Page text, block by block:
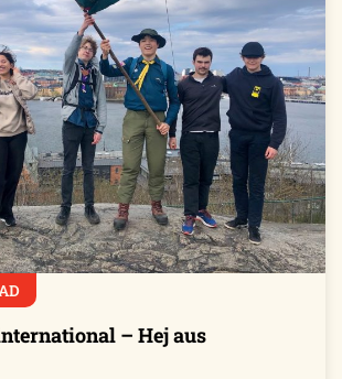
– Hej aus